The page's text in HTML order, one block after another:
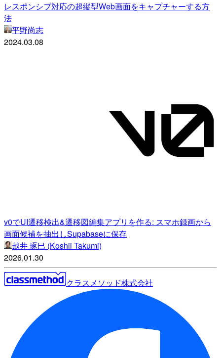
レスポンシブ対応の超縦型Web画面をキャプチャーする方
法
平野尚志
2024.03.08
v0でUI遷移検出&遷移図編集アプリを作る: スマホ録画から
画面候補を抽出しSupabaseに保存
越井 琢巳 (Koshii Takumi)
2026.01.30
クラスメソッド株式会社